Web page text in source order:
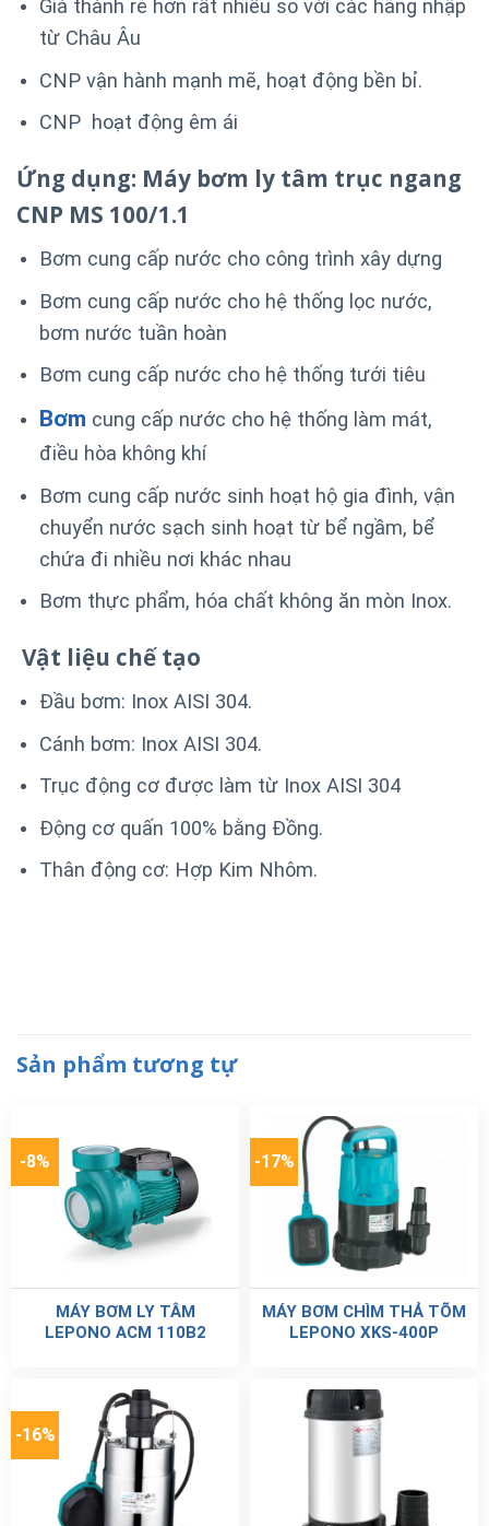
Giá thành rẻ hơn rất nhiều so với các hãng nhập
từ Châu Âu
CNP vận hành mạnh mẽ, hoạt động bền bỉ.
CNP hoạt động êm ái
Ứng dụng: Máy bơm ly tâm trục ngang
CNP MS 100/1.1
Bơm cung cấp nước cho công trình xây dựng
Bơm cung cấp nước cho hệ thống lọc nước,
bơm nước tuần hoàn
Bơm cung cấp nước cho hệ thống tưới tiêu
Bơm cung cấp nước cho hệ thống làm mát,
điều hòa không khí
Bơm cung cấp nước sinh hoạt hộ gia đình, vận
chuyển nước sạch sinh hoạt từ bể ngầm, bể
chứa đi nhiều nơi khác nhau
Bơm thực phẩm, hóa chất không ăn mòn Inox.
Vật liệu chế tạo
Đầu bơm: Inox AISI 304.
Cánh bơm: Inox AISI 304.
Trục động cơ được làm từ Inox AISI 304
Động cơ quấn 100% bằng Đồng.
Thân động cơ: Hợp Kim Nhôm.
Sản phẩm tương tự
-8%
MÁY BƠM LY TÂM
LEPONO ACM 110B2
-17%
MÁY BƠM CHÌM THẢ TÕM
LEPONO XKS-400P
-16%